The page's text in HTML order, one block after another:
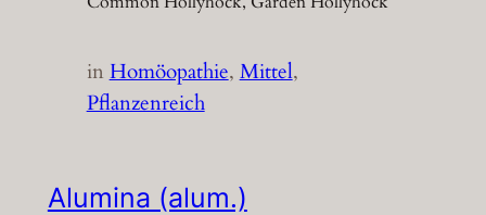
inHomöopathie, Mittel
Pflanzenreich
Alumina (alum.)